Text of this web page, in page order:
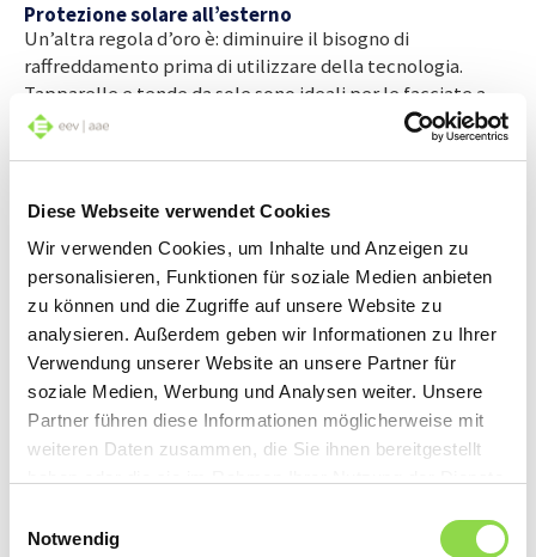
Diese Webseite verwendet Cookies
Wir verwenden Cookies, um Inhalte und Anzeigen zu
personalisieren, Funktionen für soziale Medien anbieten
zu können und die Zugriffe auf unsere Website zu
analysieren. Außerdem geben wir Informationen zu Ihrer
Verwendung unserer Website an unsere Partner für
soziale Medien, Werbung und Analysen weiter. Unsere
Partner führen diese Informationen möglicherweise mit
weiteren Daten zusammen, die Sie ihnen bereitgestellt
Notwendig
Protezione solare all’esterno
Un’altra regola d’oro è: diminuire il bisogno di
raffreddamento prima di utilizzare della tecnologia.
Tapparelle e tende da sole sono ideali per le facciate a
sud e a ovest e proteggono da luce e calore. Nel caso di
assenze prolungate o situazioni meteo particolari, è
protezione aggiuntiva. Addirittura, esistono finestre che
raffreddare i locali durante la notte.
È importante notare che il raffreddamento passivo
aprendo le finestre è davvero efficace se i singoli locali o
l’appartamento vengono arieggiati in maniera
trasversale, ovvero quando l’aria notturna entra da est o
da nord.
Raffreddare la casa di notte non funziona dappertutto: se